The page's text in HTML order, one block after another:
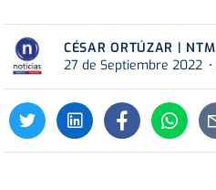
CÉSAR ORTÚZAR | NTM
27 de Septiembre 2022